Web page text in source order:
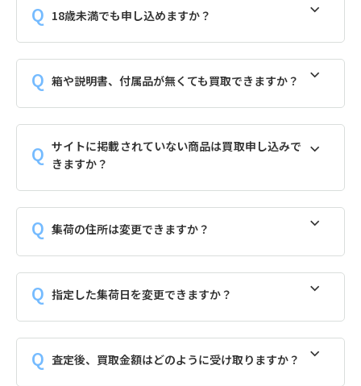
18歳未満でも申し込めますか？
箱や説明書、付属品が無くても買取できますか？
サイトに掲載されていない商品は買取申し込みで
きますか？
集荷の住所は変更できますか？
指定した集荷日を変更できますか？
査定後、買取金額はどのように受け取りますか？